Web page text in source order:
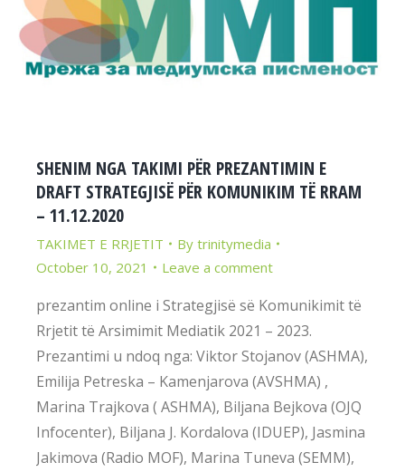
SHENIM NGA TAKIMI PËR PREZANTIMIN E
DRAFT STRATEGJISË PËR KOMUNIKIM TË RRAM
– 11.12.2020
TAKIMET E RRJETIT By trinitymedia
October 10, 2021
Leave a comment
prezantim online i Strategjisë së Komunikimit të
Rrjetit të Arsimimit Mediatik 2021 – 2023.
Prezantimi u ndoq nga: Viktor Stojanov (ASHMA),
Emilija Petreska – Kamenjarova (AVSHMA) ,
Marina Trajkova ( ASHMA), Biljana Bejkova (OJQ
Infocenter), Biljana J. Kordalova (IDUEP), Jasmina
Jakimova (Radio MOF), Marina Tuneva (SEMM),